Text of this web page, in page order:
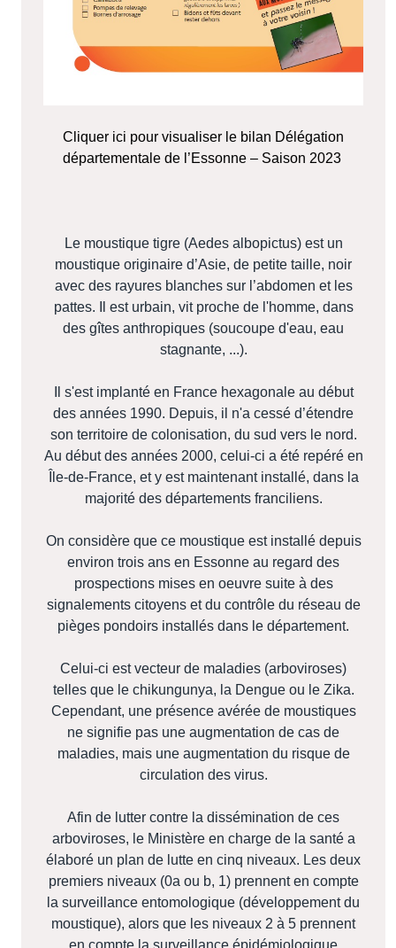
Cliquer ici pour visualiser le bilan Délégation
départementale de l’Essonne – Saison 2023
Le moustique tigre (Aedes albopictus) est un
moustique originaire d’Asie, de petite taille, noir
avec des rayures blanches sur l’abdomen et les
pattes. Il est urbain, vit proche de l'homme, dans
des gîtes anthropiques (soucoupe d'eau, eau
stagnante, ...).
Il s'est implanté en France hexagonale au début
des années 1990. Depuis, il n'a cessé d’étendre
son territoire de colonisation, du sud vers le nord.
Au début des années 2000, celui-ci a été repéré en
Île-de-France, et y est maintenant installé, dans la
majorité des départements franciliens.
On considère que ce moustique est installé depuis
environ trois ans en Essonne au regard des
prospections mises en oeuvre suite à des
signalements citoyens et du contrôle du réseau de
pièges pondoirs installés dans le département.
Celui-ci est vecteur de maladies (arboviroses)
telles que le chikungunya, la Dengue ou le Zika.
Cependant, une présence avérée de moustiques
ne signifie pas une augmentation de cas de
maladies, mais une augmentation du risque de
circulation des virus.
Afin de lutter contre la dissémination de ces
arboviroses, le Ministère en charge de la santé a
élaboré un plan de lutte en cinq niveaux. Les deux
premiers niveaux (0a ou b, 1) prennent en compte
la surveillance entomologique (développement du
moustique), alors que les niveaux 2 à 5 prennent